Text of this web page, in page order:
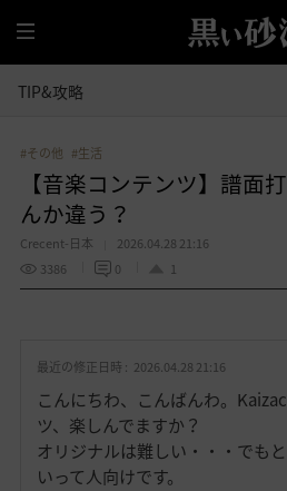
全
体
TIP&攻略
#その他 #生活
【音楽コンテンツ】譜面
んか違う？
Crecent-日本
2026.04.28 21:16
3386
0 1
最近の修正日時 : 2026.04.28 21:16
こんにちわ、こんばんわ。
ツ、楽しんでますか？
オリジナルは難しい・・・でも
いって人向けです。